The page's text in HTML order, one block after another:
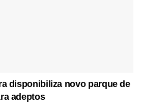
disponibiliza novo parque de
adeptos